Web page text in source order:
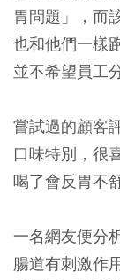
胃問題」，而
也和他們一樣
並不希望員工
嘗試過的顧客
口味特別，很
喝了會反胃不
一名網友便分
腸道有刺激作